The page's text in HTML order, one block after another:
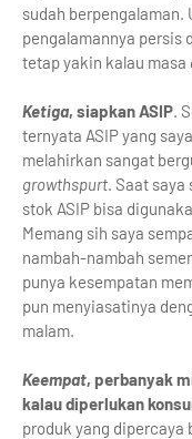
sudah berpengalaman.
pengalamannya persis
tetap yakin kalau masa
Ketiga, siapkan ASIP.
ternyata ASIP yang
melahirkan sangat
growthspurt. Saat
stok ASIP bisa
Memang sih saya
nambah-nambah
punya kesempatan
pun menyiasatinya
malam.
Keempat, perbanyak
kalau diperlukan
produk yang dipercaya